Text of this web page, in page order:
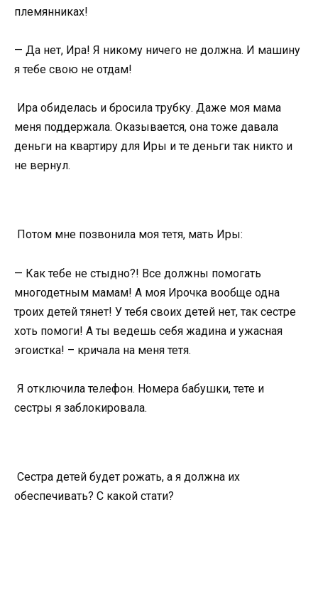
племянниках!
— Да нет, Ира! Я никому ничего не должна. И машину
я тебе свою не отдам!
Ира обиделась и бросила трубку. Даже моя мама
меня поддержала. Оказывается, она тоже давала
деньги на квартиру для Иры и те деньги так никто и
не вернул.
Потом мне позвонила моя тетя, мать Иры:
— Как тебе не стыдно?! Все должны помогать
многодетным мамам! А моя Ирочка вообще одна
троих детей тянет! У тебя своих детей нет, так сестре
хоть помоги! А ты ведешь себя жадина и ужасная
эгоистка! – кричала на меня тетя.
Я отключила телефон. Номера бабушки, тете и
сестры я заблокировала.
Сестра детей будет рожать, а я должна их
обеспечивать? С какой стати?